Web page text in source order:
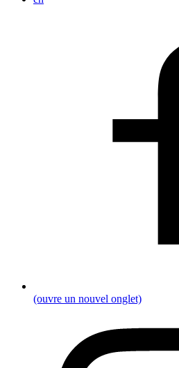
(ouvre un nouvel onglet)